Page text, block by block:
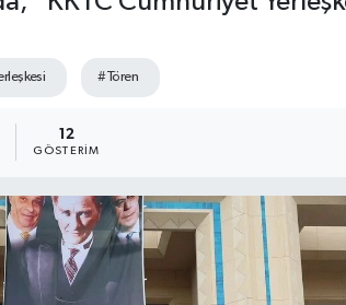
#Tören
12
GÖSTERIM